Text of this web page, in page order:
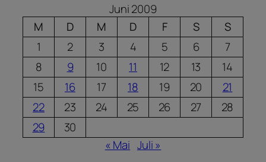
Juni 2009
M
D M D F S
S
1
2 3 4 5 6
7
8
9 10 11 12 13
14
15
16 17 18 19 20
21
22
23 24 25 26 27
28
29
30
« Mai Juli »